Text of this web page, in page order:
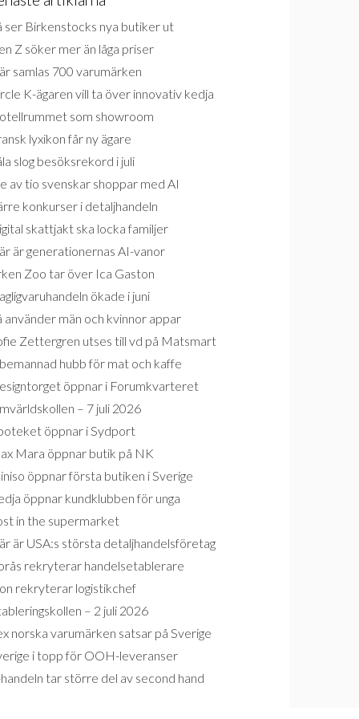
ser Birkenstocks nya butiker ut
Z söker mer än låga priser
samlas 700 varumärken
K-ägaren vill ta över innovativ kedja
som showroom
lyxikon får ny ägare
slog besöksrekord i juli
av tio svenskar shoppar med AI
konkurser i detaljhandeln
skattjakt ska locka familjer
är generationernas AI-vanor
Zoo tar över Ica Gaston
ökade i juni
använder män och kvinnor appar
Zettergren utses till vd på Matsmart
hubb för mat och kaffe
öppnar i Forumkvarteret
– 7 juli 2026
öppnar i Sydport
Mara öppnar butik på NK
öppnar första butiken i Sverige
öppnar kundklubben för unga
in the supermarket
är USA:s största detaljhandelsföretag
rekryterar handelsetablerare
rekryterar logistikchef
– 2 juli 2026
norska varumärken satsar på Sverige
i topp för OOH-leveranser
tar större del av second hand